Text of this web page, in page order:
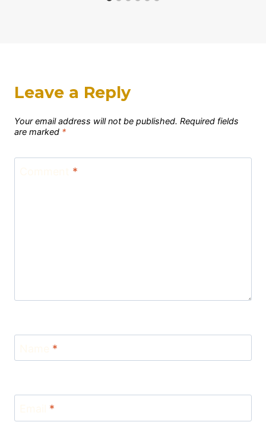
Leave a Reply
Your email address will not be published. Required fields
are marked *
*
*
*